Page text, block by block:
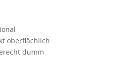
oberflächlich
dumm